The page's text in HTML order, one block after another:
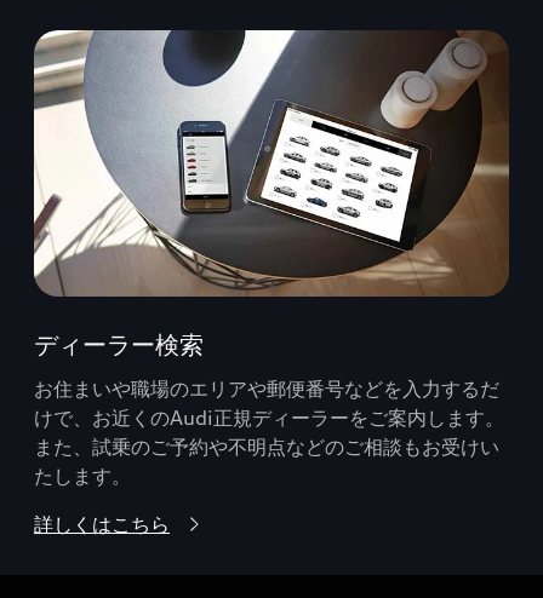
ディーラー検索
お住まいや職場のエリアや郵便番号などを入力するだ
けで、お近くのAudi正規ディーラーをご案内します。
また、試乗のご予約や不明点などのご相談もお受けい
たします。
詳しくはこちら